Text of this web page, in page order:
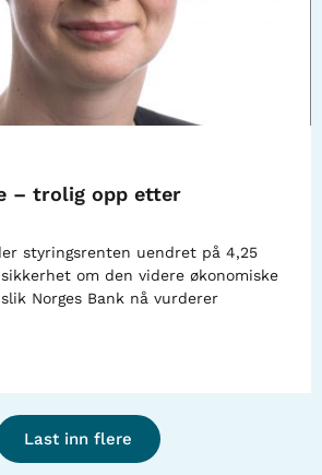
– trolig opp etter
styringsrenten uendret på 4,25
om den videre økonomiske
Norges Bank nå vurderer
Last inn flere